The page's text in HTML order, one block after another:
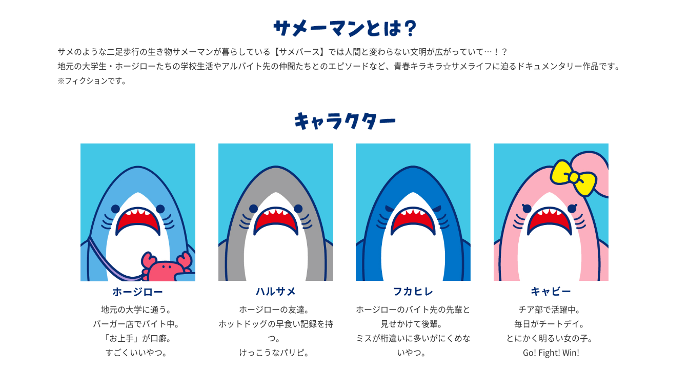
サメのような二足歩行の生き物サメーマンが暮らしている【サメバース】では人間と変わらない文明が広がっていて…！？
地元の大学生・ホージローたちの学校生活やアルバイト先の仲間たちとのエピソードなど、青春キラキラ☆サメライフに迫るドキュメンタリー作品です。
※フィクションです。
ホージロー
地元の大学に通う。
バーガー店でバイト中。
「お上手」が口癖。
すごくいいやつ。
ハルサメ
ホージローの友達。
ホットドッグの早食い記録を持
つ。
けっこうなパリピ。
フカヒレ
ホージローのバイト先の先輩と
見せかけて後輩。
ミスが桁違いに多いがにくめな
いやつ。
キャビー
チア部で活躍中。
毎日がチートデイ。
とにかく明るい女の子。
Go! Fight! Win!